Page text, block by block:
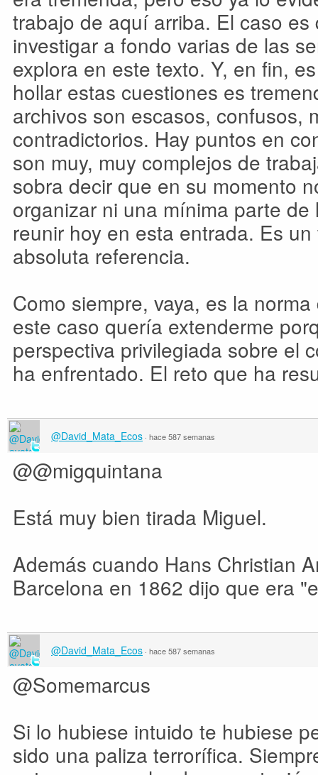
trabajo de aquí arriba. El caso
investigar a fondo varias de las
explora en este texto. Y, en fin,
hollar estas cuestiones es
archivos son escasos, confusos,
contradictorios. Hay puntos en
son muy, muy complejos de
sobra decir que en su momento
organizar ni una mínima parte
reunir hoy en esta entrada. Es
absoluta referencia.
Como siempre, vaya, es la
este caso quería extenderme
perspectiva privilegiada sobre el
ha enfrentado. El reto que ha
@David_Mata_Ecos · hace 587 semanas
@@migquintana
Está muy bien tirada Miguel.
Además cuando Hans Christian
Barcelona en 1862 dijo que era
@David_Mata_Ecos · hace 587 semanas
@Somemarcus
Si lo hubiese intuido te hubiese
sido una paliza terrorífica.